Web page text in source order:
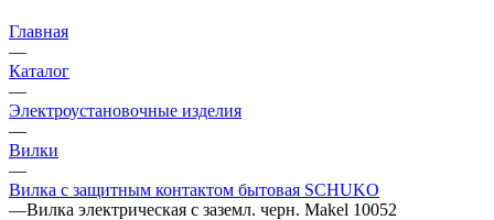
Главная
—
Каталог
—
Электроустановочные изделия
—
Вилки
—
Вилка с защитным контактом бытовая SCHUKO
—Вилка электрическая с заземл. черн. Makel 10052